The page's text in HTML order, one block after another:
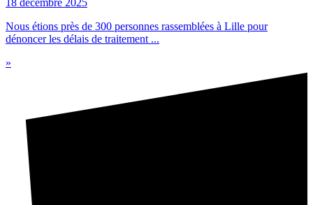
18 décembre 2025
Nous étions près de 300 personnes rassemblées à Lille pour
dénoncer les délais de traitement ...
»